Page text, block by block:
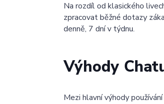
Na rozdíl od klasického
zpracovat běžné dotazy
denně, 7 dní v týdnu.
Výhody
Mezi hlavní výhody